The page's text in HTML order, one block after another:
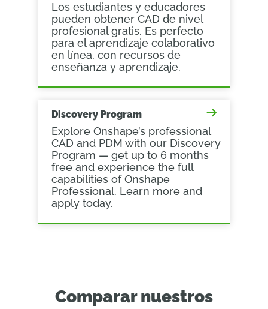
Los estudiantes y educadores
pueden obtener CAD de nivel
profesional gratis. Es perfecto
para el aprendizaje colaborativo
en línea, con recursos de
enseñanza y aprendizaje.
Discovery Program
Explore Onshape’s professional
CAD and PDM with our Discovery
Program — get up to 6 months
free and experience the full
capabilities of Onshape
Professional. Learn more and
apply today.
Comparar nuestros